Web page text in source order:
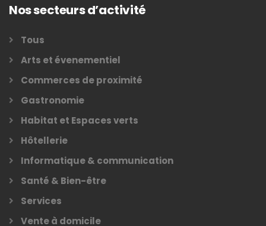
Nos secteurs d’activité
Tous
Arts et évenementiel
Commerces de proximité
Gastronomie
Habitat et Espaces verts
Hôtellerie
Informatique & communication
Santé & Bien-être
Services
Vente à domicile